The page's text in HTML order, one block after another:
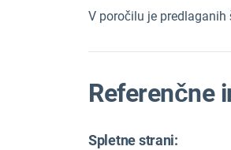
V poročilu je
Referenčne
Spletne strani: